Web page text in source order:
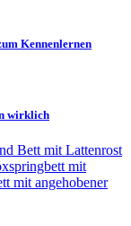
Kennenlernen
wirklich